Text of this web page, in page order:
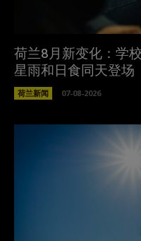
荷兰8月新变化：学
星雨和日食同天登场
荷兰新闻 07-08-2026